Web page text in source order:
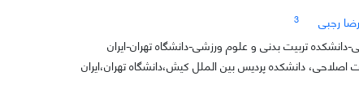
رضا رجبی
3
تربیت بدنی و علوم ورزشی-دانشگاه تهران-ایران
دانشکده پردیس بین الملل کیش،دانشگاه تهران،ایران